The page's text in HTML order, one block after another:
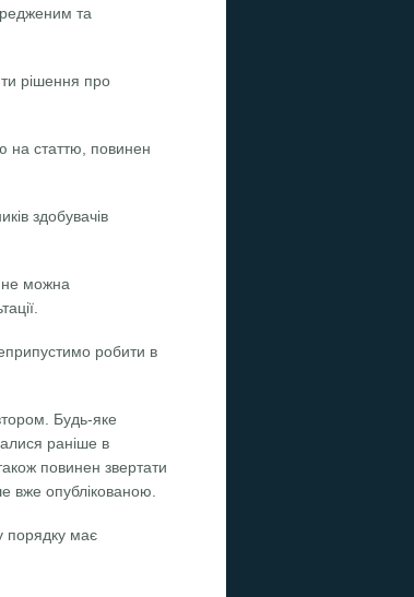
та
рішення про
на статтю, повинен
здобувачів
не можна
робити в
Будь-яке
раніше в
повинен звертати
вже опублікованою.
порядку має